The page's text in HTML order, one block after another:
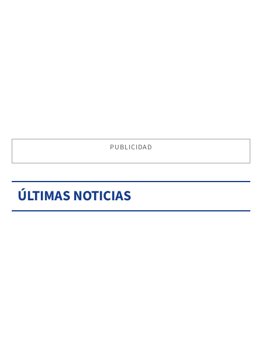
PUBLICIDAD
ÚLTIMAS NOTICIAS